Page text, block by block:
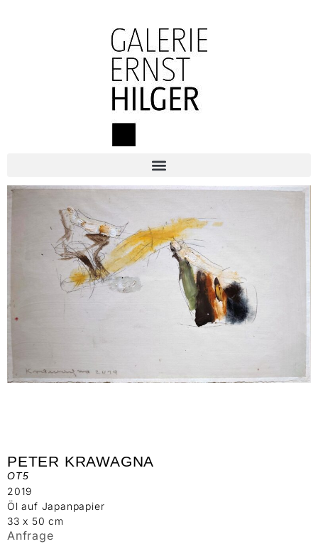
PETER KRAWAGNA
OT5
2019
Öl auf Japanpapier
33 x 50 cm
Anfrage